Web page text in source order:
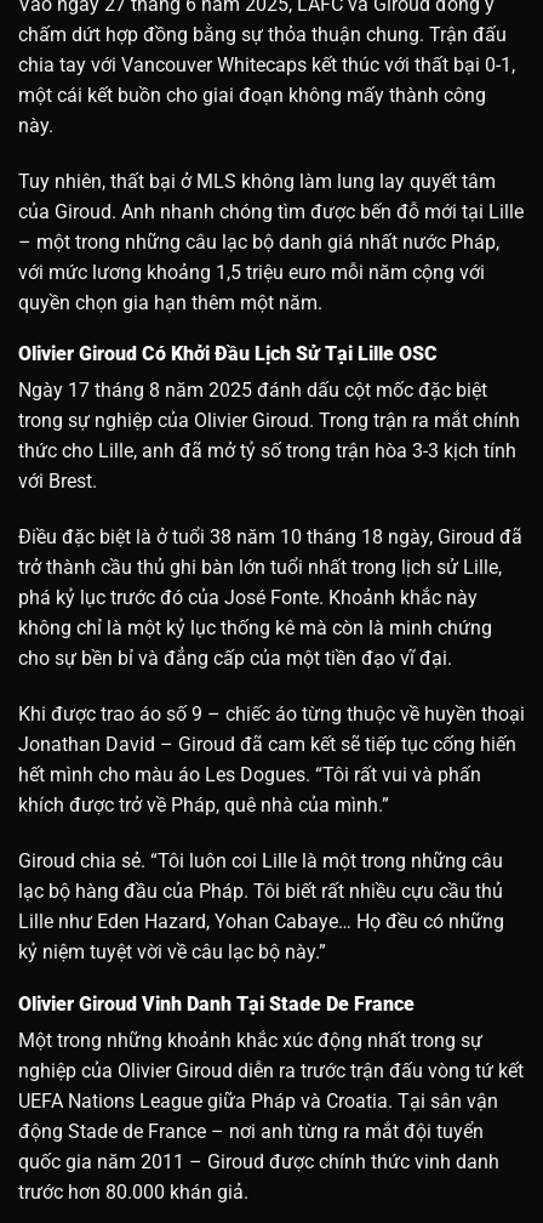
chấm dứt hợp đồng bằng sự thỏa thuận chung. Trận đấu
chia tay với Vancouver Whitecaps kết thúc với thất bại 0-1,
một cái kết buồn cho giai đoạn không mấy thành công
này.
Tuy nhiên, thất bại ở MLS không làm lung lay quyết tâm
của Giroud. Anh nhanh chóng tìm được bến đỗ mới tại Lille
– một trong những câu lạc bộ danh giá nhất nước Pháp,
với mức lương khoảng 1,5 triệu euro mỗi năm cộng với
quyền chọn gia hạn thêm một năm.
Olivier Giroud Có Khởi Đầu Lịch Sử Tại Lille OSC
Ngày 17 tháng 8 năm 2025 đánh dấu cột mốc đặc biệt
trong sự nghiệp của Olivier Giroud. Trong trận ra mắt chính
thức cho Lille, anh đã mở tỷ số trong trận hòa 3-3 kịch tính
với Brest.
Điều đặc biệt là ở tuổi 38 năm 10 tháng 18 ngày, Giroud đã
trở thành cầu thủ ghi bàn lớn tuổi nhất trong lịch sử Lille,
phá kỷ lục trước đó của José Fonte. Khoảnh khắc này
không chỉ là một kỷ lục thống kê mà còn là minh chứng
cho sự bền bỉ và đẳng cấp của một tiền đạo vĩ đại.
Khi được trao áo số 9 – chiếc áo từng thuộc về huyền thoại
Jonathan David – Giroud đã cam kết sẽ tiếp tục cống hiến
hết mình cho màu áo Les Dogues. “Tôi rất vui và phấn
khích được trở về Pháp, quê nhà của mình.”
Giroud chia sẻ. “Tôi luôn coi Lille là một trong những câu
lạc bộ hàng đầu của Pháp. Tôi biết rất nhiều cựu cầu thủ
Lille như Eden Hazard, Yohan Cabaye… Họ đều có những
kỷ niệm tuyệt vời về câu lạc bộ này.”
Olivier Giroud Vinh Danh Tại Stade De France
Một trong những khoảnh khắc xúc động nhất trong sự
nghiệp của Olivier Giroud diễn ra trước trận đấu vòng tứ kết
UEFA Nations League giữa Pháp và Croatia. Tại sân vận
động Stade de France – nơi anh từng ra mắt đội tuyển
quốc gia năm 2011 – Giroud được chính thức vinh danh
trước hơn 80.000 khán giả.